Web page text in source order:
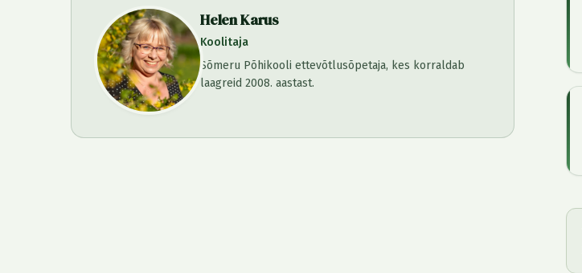
Helen Karus
Koolitaja
Sõmeru Põhikooli ettevõtlusõpetaja, kes korraldab
laagreid 2008. aastast.